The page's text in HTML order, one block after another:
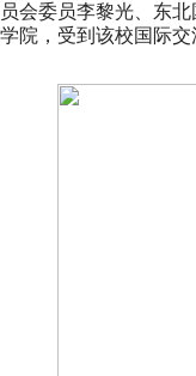
会委员李黎光、东
院，受到该校国际